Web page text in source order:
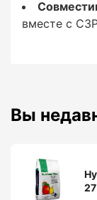
Плюс
системы и
вместе с
Вы